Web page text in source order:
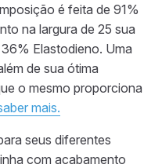
é feita de 91%
na largura de 25 sua
Elastodieno. Uma
de sua ótima
o mesmo proporciona
mais.
seus diferentes
com acabamento